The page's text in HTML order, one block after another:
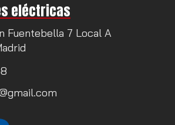
eléctricas
Fuentebella 7 Local A
gmail.com